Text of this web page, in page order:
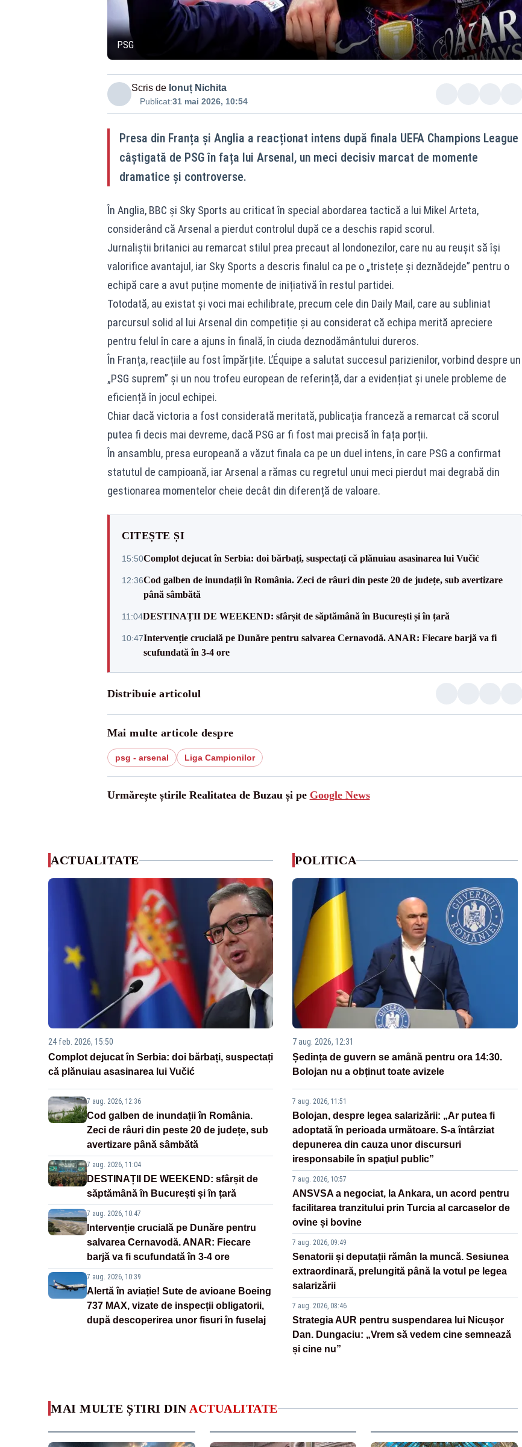
PSG
Scris de Ionuț Nichita
Publicat:31 mai 2026, 10:54
Presa din Franța și Anglia a reacționat intens după finala UEFA Champions League
câștigată de PSG în fața lui Arsenal, un meci decisiv marcat de momente
dramatice și controverse.
În Anglia, BBC și Sky Sports au criticat în special abordarea tactică a lui Mikel Arteta,
considerând că Arsenal a pierdut controlul după ce a deschis rapid scorul.
Jurnaliștii britanici au remarcat stilul prea precaut al londonezilor, care nu au reușit să își
valorifice avantajul, iar Sky Sports a descris finalul ca pe o „tristețe și deznădejde” pentru o
echipă care a avut puține momente de inițiativă în restul partidei.
Totodată, au existat și voci mai echilibrate, precum cele din Daily Mail, care au subliniat
parcursul solid al lui Arsenal din competiție și au considerat că echipa merită apreciere
pentru felul în care a ajuns în finală, în ciuda deznodământului dureros.
În Franța, reacțiile au fost împărțite. L’Équipe a salutat succesul parizienilor, vorbind despre un
„PSG suprem” și un nou trofeu european de referință, dar a evidențiat și unele probleme de
eficiență în jocul echipei.
Chiar dacă victoria a fost considerată meritată, publicația franceză a remarcat că scorul
putea fi decis mai devreme, dacă PSG ar fi fost mai precisă în fața porții.
În ansamblu, presa europeană a văzut finala ca pe un duel intens, în care PSG a confirmat
statutul de campioană, iar Arsenal a rămas cu regretul unui meci pierdut mai degrabă din
gestionarea momentelor cheie decât din diferență de valoare.
CITEȘTE ȘI
15:50Complot dejucat în Serbia: doi bărbați, suspectați că plănuiau asasinarea lui Vučić
12:36Cod galben de inundații în România. Zeci de râuri din peste 20 de județe, sub avertizare
până sâmbătă
11:04DESTINAȚII DE WEEKEND: sfârșit de săptămână în București și în țară
10:47Intervenție crucială pe Dunăre pentru salvarea Cernavodă. ANAR: Fiecare barjă va fi
scufundată în 3-4 ore
Distribuie articolul
Mai multe articole despre
psg - arsenal Liga Campionilor
Urmărește știrile Realitatea de Buzau și pe Google News
ACTUALITATE
24 feb. 2026, 15:50
Complot dejucat în Serbia: doi bărbați, suspectați
că plănuiau asasinarea lui Vučić
7 aug. 2026, 12:36
Cod galben de inundații în România.
Zeci de râuri din peste 20 de județe, sub
avertizare până sâmbătă
7 aug. 2026, 11:04
DESTINAȚII DE WEEKEND: sfârșit de
săptămână în București și în țară
7 aug. 2026, 10:47
Intervenție crucială pe Dunăre pentru
salvarea Cernavodă. ANAR: Fiecare
barjă va fi scufundată în 3-4 ore
7 aug. 2026, 10:39
Alertă în aviație! Sute de avioane Boeing
737 MAX, vizate de inspecții obligatorii,
după descoperirea unor fisuri în fuselaj
POLITICA
7 aug. 2026, 12:31
Ședința de guvern se amână pentru ora 14:30.
Bolojan nu a obținut toate avizele
7 aug. 2026, 11:51
Bolojan, despre legea salarizării: „Ar putea fi
adoptată în perioada următoare. S-a întârziat
depunerea din cauza unor discursuri
iresponsabile în spaţiul public”
7 aug. 2026, 10:57
ANSVSA a negociat, la Ankara, un acord pentru
facilitarea tranzitului prin Turcia al carcaselor de
ovine și bovine
7 aug. 2026, 09:49
Senatorii și deputații rămân la muncă. Sesiunea
extraordinară, prelungită până la votul pe legea
salarizării
7 aug. 2026, 08:46
Strategia AUR pentru suspendarea lui Nicușor
Dan. Dungaciu: „Vrem să vedem cine semnează
și cine nu”
MAI MULTE ȘTIRI DIN ACTUALITATE